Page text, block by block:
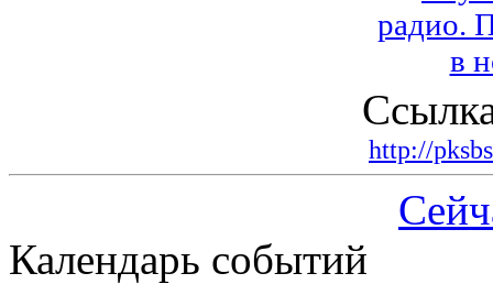
http://
Календарь событий